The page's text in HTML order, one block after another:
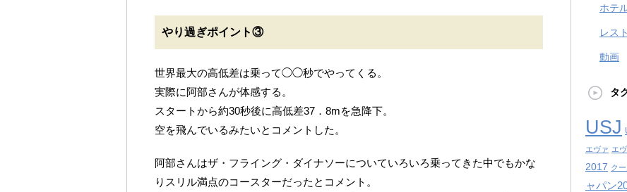
やり過ぎポイント③
世界最大の高低差は乗って◯◯秒でやってくる。
実際に阿部さんが体感する。
スタートから約30秒後に高低差37．8mを急降下。
空を飛んでいるみたいとコメントした。
阿部さんはザ・フライング・ダイナソーについていろいろ乗ってきた中でもかな
りスリル満点のコースターだったとコメント。
ホテ
レス
動画
タ
USJ
エヴァ エ
2017 ク
ャパン